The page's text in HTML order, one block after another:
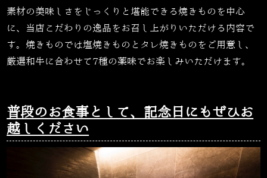
素材の美味しさをじっくりと堪能できる焼きものを中心
に、当店こだわりの逸品をお召し上がりいただける内容で
す。焼きものでは塩焼きものとタレ焼きものをご用意し、
厳選和牛に合わせて7種の薬味でお楽しみいただけます。
普段のお食事として、記念日にもぜひお
越しください